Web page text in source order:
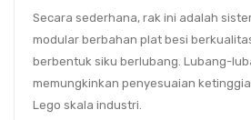
Secara sederhana, rak ini adalah
modular berbahan plat besi
berbentuk siku berlubang. Lubang-
memungkinkan penyesuaian
Lego skala industri.